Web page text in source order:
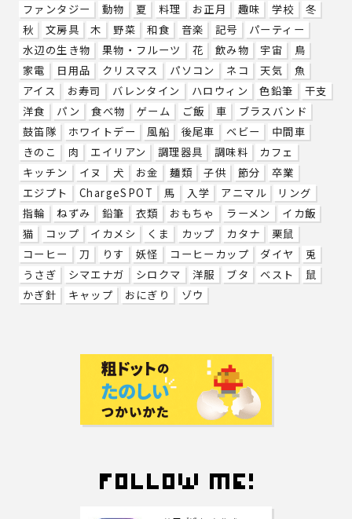
ファンタジー 動物 夏 料理 お正月 趣味 学校
冬
秋
文房具 木 野菜 和食 音楽 記号
パーティー
水辺の生き物
果物・フルーツ 花 飲み物 宇宙
鳥
家電
日用品 クリスマス パソコン ネコ 天気
魚
アイス
お寿司 バレンタイン ハロウィン 色鉛筆
干支
洋食
パン 食べ物 ゲーム ご飯 車
ブラスバンド
鼓笛隊
ホワイトデー 風船 後尾車 ベビー
中間車
きのこ
肉 エイリアン 調理器具 調味料
カフェ
キッチン
イヌ 犬 お金 麺類 子供 節分
卒業
エジプト
ChargeSPOT 馬 入学 アニマル
リング
指輪
ねずみ 鉛筆 衣類 おもちゃ ラーメン
イカ飯
猫
コップ イカメシ くま カップ カタナ
栗鼠
コーヒー
刀 りす 妖怪 コーヒーカップ ダイヤ
兎
うさぎ
シマエナガ シロクマ 洋服 ブタ ベスト
鼠
かぎ針
キャップ おにぎり ゾウ